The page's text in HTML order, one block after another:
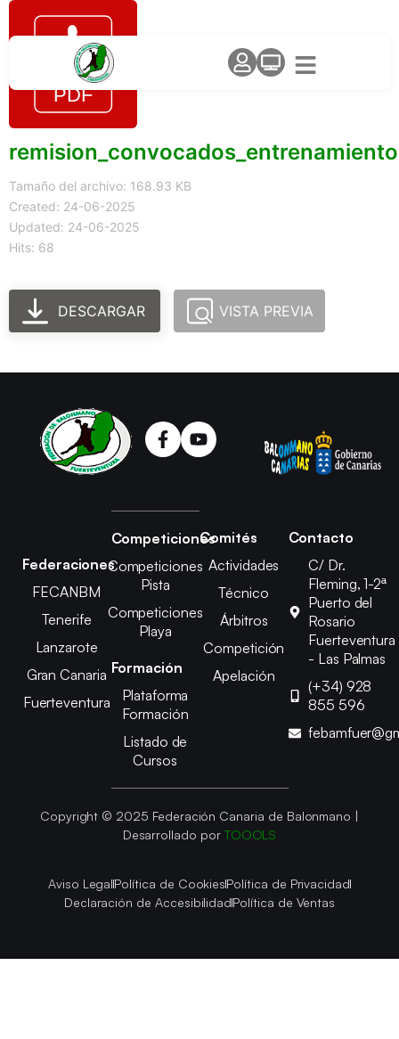
Tamaño del archivo: 168.93 KB
Created: 24-06-2025
Updated: 24-06-2025
Hits: 68
DESCARGAR VISTA PREVIA
Federaciones
FECANBM
Tenerife
Lanzarote
Gran Canaria
Fuerteventura
Competiciones
Competiciones
Pista
Competiciones
Playa
Formación
Plataforma
Formación
Listado de
Cursos
Comités
Actividades
Técnico
Árbitros
Competición
Apelación
Contacto
C/ Dr.
Fleming, 1-2ª
Puerto del
Rosario
Fuerteventura
- Las Palmas
(+34) 928
855 596
Copyright © 2025 Federación Canaria de Balonmano |
Desarrollado por TOOOLS
Aviso LegalPolítica de CookiesPolítica de Privacidad
Declaración de AccesibilidadPolítica de Ventas